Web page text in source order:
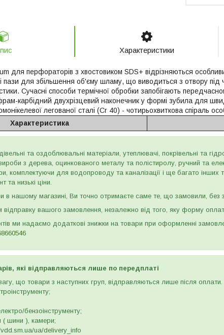
Характеристики
для перфораторів з хвостовиком SDS+ відрізняються
пази для збільшення об'єму шламу, що виводиться з отвору під
Сучасні способи термічної обробки запобігають
карбідний двухрізцевий наконечник у формі зубила для
легованої сталі (Cr 40) - чотирьохвиткова спіраль
Характеристика
та оздоблювальні матеріали, утеплювачі, покрівельні та
з дерева, оцинкованого металу та полістиролу, ручний та
комплектуючи для водопроводу та каналізації і ще багато
та низькі ціни.
в нашому магазині, Ви точно отримаєте саме те, що замовили, без
вашого замовлення, незалежно від того, яку форму
ми надаємо додаткові знижки на товари при оформленні
які відправляються лише по передплаті
що товари з наступних груп, відправляються лише після оплати.
бензоінструменту;
( шини ), камери;
ua/delivery_info